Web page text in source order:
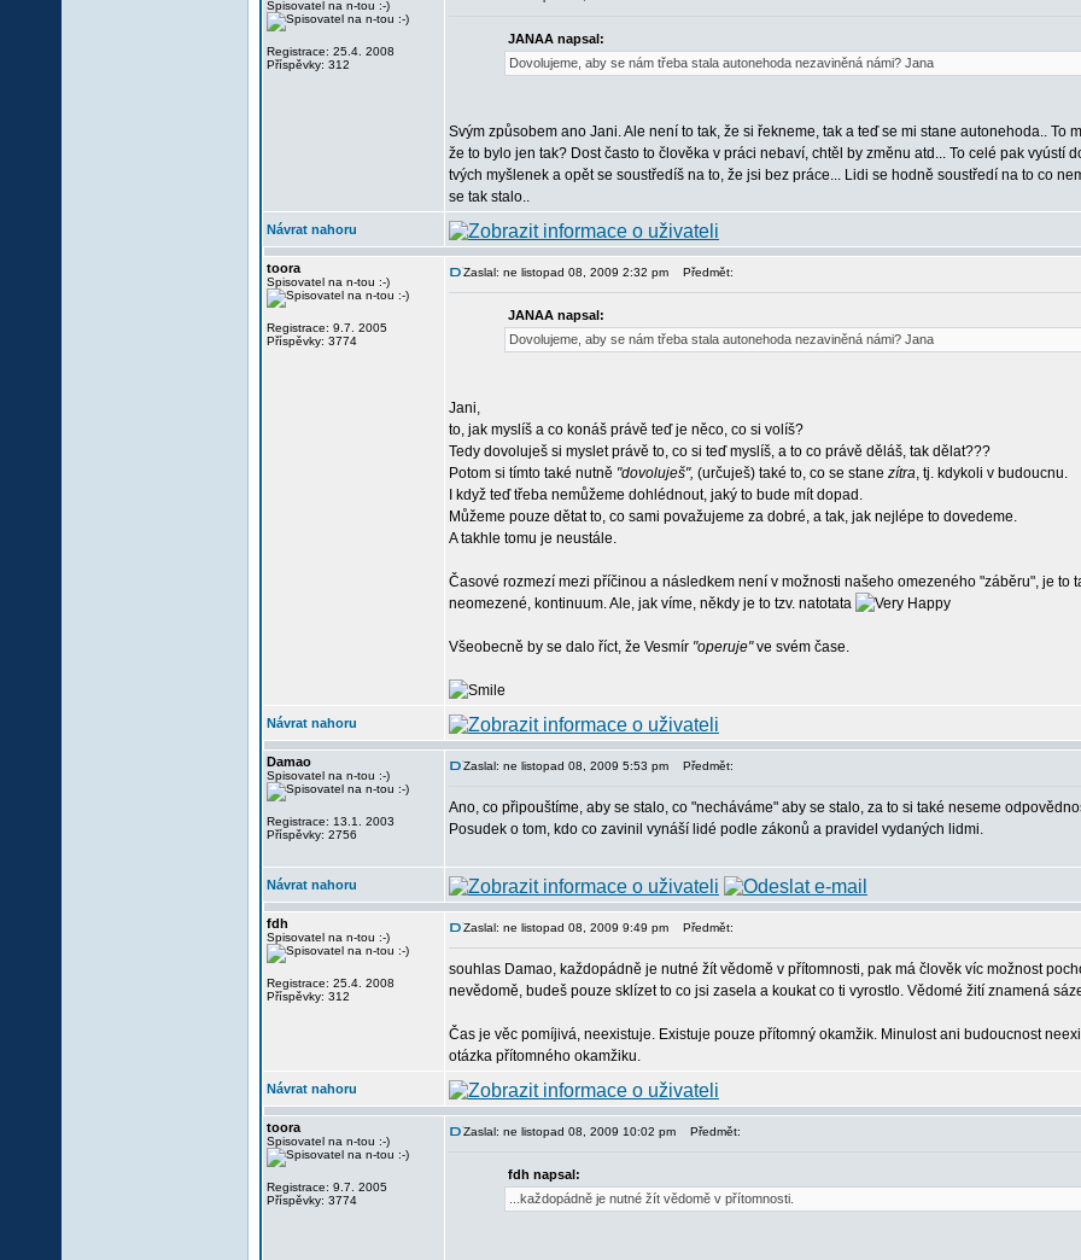
Spisovatel na n-tou :-)
Registrace: 25.4. 2008
Příspěvky: 312
JANAA napsal:
Dovolujeme, aby se nám třeba stala autonehoda nezaviněná námi? Jana
Svým způsobem ano Jani. Ale není to tak, že si řekneme, tak a teď se mi stane autonehoda..
že to bylo jen tak? Dost často to člověka v práci nebaví, chtěl by změnu atd... To celé pak vyústí
tvých myšlenek a opět se soustředíš na to, že jsi bez práce... Lidi se hodně soustředí na to co
se tak stalo..
Návrat nahoru
toora
Spisovatel na n-tou :-)
Registrace: 9.7. 2005
Příspěvky: 3774
Zaslal: ne listopad 08, 2009 2:32 pm Předmět:
JANAA napsal:
Dovolujeme, aby se nám třeba stala autonehoda nezaviněná námi? Jana
Jani,
to, jak myslíš a co konáš právě teď je něco, co si volíš?
Tedy dovoluješ si myslet právě to, co si teď myslíš, a to co právě děláš, tak dělat???
Potom si tímto také nutně "dovoluješ", (určuješ) také to, co se stane zítra, tj. kdykoli v budoucnu.
I když teď třeba nemůžeme dohlédnout, jaký to bude mít dopad.
Můžeme pouze dětat to, co sami považujeme za dobré, a tak, jak nejlépe to dovedeme.
A takhle tomu je neustále.
Časové rozmezí mezi příčinou a následkem není v možnosti našeho omezeného "záběru", je
neomezené, kontinuum. Ale, jak víme, někdy je to tzv. natotata
Všeobecně by se dalo říct, že Vesmír "operuje"ve svém čase.
Návrat nahoru
Damao
Spisovatel na n-tou :-)
Registrace: 13.1. 2003
Příspěvky: 2756
Zaslal: ne listopad 08, 2009 5:53 pm Předmět:
Ano, co připouštíme, aby se stalo, co "necháváme" aby se stalo, za to si také neseme
Posudek o tom, kdo co zavinil vynáší lidé podle zákonů a pravidel vydaných lidmi.
Návrat nahoru
fdh
Spisovatel na n-tou :-)
Registrace: 25.4. 2008
Příspěvky: 312
Zaslal: ne listopad 08, 2009 9:49 pm Předmět:
souhlas Damao, každopádně je nutné žít vědomě v přítomnosti, pak má člověk víc možnost
nevědomě, budeš pouze sklízet to co jsi zasela a koukat co ti vyrostlo. Vědomé žití znamená
Čas je věc pomíjivá, neexistuje. Existuje pouze přítomný okamžik. Minulost ani budoucnost
otázka přítomného okamžiku.
Návrat nahoru
toora
Spisovatel na n-tou :-)
Registrace: 9.7. 2005
Příspěvky: 3774
Zaslal: ne listopad 08, 2009 10:02 pm Předmět:
fdh napsal:
...každopádně je nutné žít vědomě v přítomnosti.